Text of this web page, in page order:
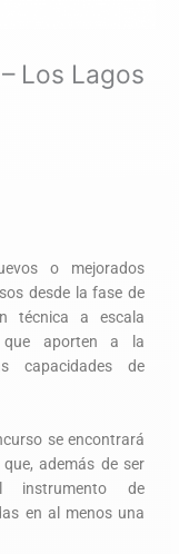
Los Lagos
o mejorados
desde la fase de
técnica a escala
que aporten a la
capacidades de
se encontrará
además de ser
instrumento de
en al menos una